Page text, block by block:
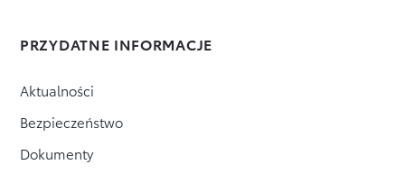
PRZYDATNE INFORMACJE
Aktualności
Bezpieczeństwo
Dokumenty